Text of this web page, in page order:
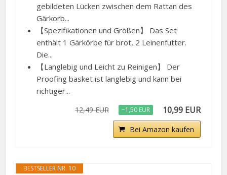
gebildeten Lücken zwischen dem Rattan des
Gärkorb...
【Spezifikationen und Größen】 Das Set
enthält 1 Gärkörbe für brot, 2 Leinenfutter.
Die...
【Langlebig und Leicht zu Reinigen】 Der
Proofing basket ist langlebig und kann bei
richtiger...
12,49 EUR −1,50 EUR 10,99 EUR
Bei Amazon kaufen
BESTSELLER NR. 10